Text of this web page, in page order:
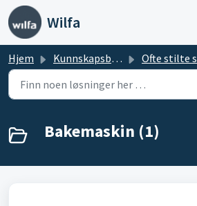
Gå til hovedinnhold
Wilfa
Hjem Kunnskapsbase Ofte stilte spørsmål: Kjøkkenutstyr
Bakemaskin (1)